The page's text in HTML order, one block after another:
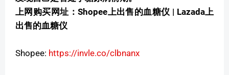
上网购买网址：Shopee上出售的血糖仪 | Lazada上
出售的血糖仪
Shopee: https://invle.co/clbnanx